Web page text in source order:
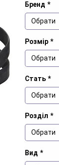
Бренд *
Обрати
Розмір *
Обрати
Стать *
Обрати
Розділ *
Обрати
Вид *